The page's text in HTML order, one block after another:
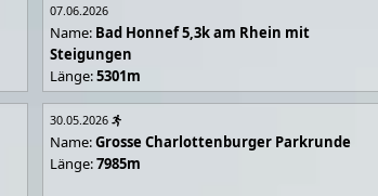
07.06.2026
Name: Bad Honnef 5,3k am Rhein mit
Steigungen
Länge:5301m
30.05.2026
Name:Grosse Charlottenburger Parkrunde
Länge:7985m